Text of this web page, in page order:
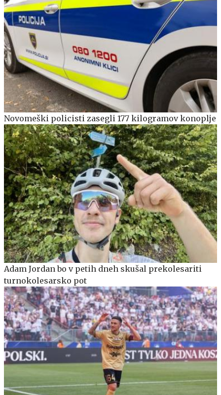
Novomeški policisti zasegli 177 kilogramov konoplje
Adam Jordan bo v petih dneh skušal prekolesariti
turnokolesarsko pot